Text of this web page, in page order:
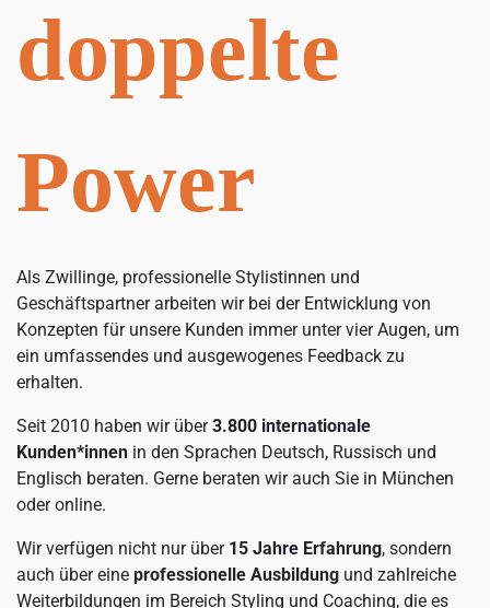
doppelte
Power
Als Zwillinge, professionelle Stylistinnen und
Geschäftspartner arbeiten wir bei der Entwicklung von
Konzepten für unsere Kunden immer unter vier Augen, um
ein umfassendes und ausgewogenes Feedback zu
erhalten.
Seit 2010 haben wir über3.800 internationale
Kunden*innen in den Sprachen Deutsch, Russisch und
Englisch beraten. Gerne beraten wir auch Sie in München
oder online.
Wir verfügen nicht nur über 15 Jahre Erfahrung, sondern
auch über eine professionelle Ausbildung und zahlreiche
Weiterbildungen im Bereich Styling und Coaching, die es